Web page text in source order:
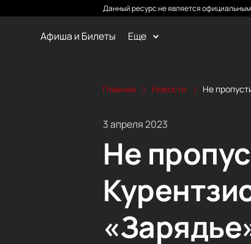
Данный ресурс не является
Афиша и Билеты Еще
Главная Новости Не
3 апреля 2023
Не